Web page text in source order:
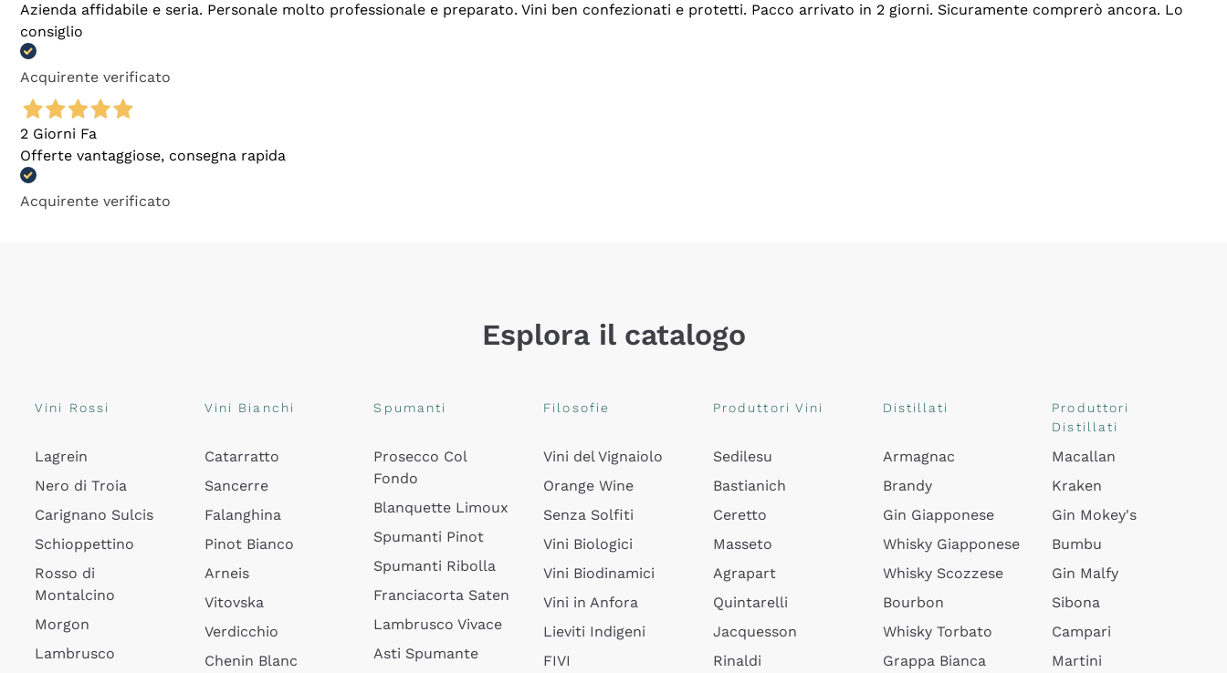
Azienda affidabile e seria. Personale molto professionale e preparato. Vini ben confezionati e protetti. Pacco arrivato in 2 giorni. Sicuramente comprerò ancora. Lo
consiglio
Acquirente verificato
2 Giorni Fa
Offerte vantaggiose, consegna rapida
Acquirente verificato
Esplora il catalogo
Vini Rossi
Lagrein
Nero di Troia
Carignano Sulcis
Schioppettino
Rosso di
Montalcino
Morgon
Lambrusco
Vini Bianchi
Catarratto
Sancerre
Falanghina
Pinot Bianco
Arneis
Vitovska
Verdicchio
Chenin Blanc
Spumanti
Prosecco Col
Fondo
Blanquette Limoux
Spumanti Pinot
Spumanti Ribolla
Franciacorta Saten
Lambrusco Vivace
Asti Spumante
Filosofie
Vini del Vignaiolo
Orange Wine
Senza Solfiti
Vini Biologici
Vini Biodinamici
Vini in Anfora
Lieviti Indigeni
FIVI
Produttori Vini
Sedilesu
Bastianich
Ceretto
Masseto
Agrapart
Quintarelli
Jacquesson
Rinaldi
Distillati
Armagnac
Brandy
Gin Giapponese
Whisky Giapponese
Whisky Scozzese
Bourbon
Whisky Torbato
Grappa Bianca
Produttori
Distillati
Macallan
Kraken
Gin Mokey's
Bumbu
Gin Malfy
Sibona
Campari
Martini